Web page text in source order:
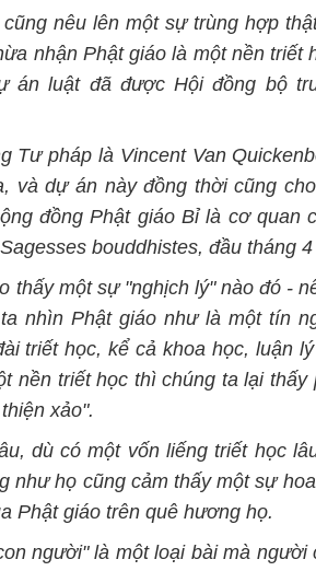
nêu lên một sự trùng hợp
nhận Phật giáo là một nền triết
án luật đã được Hội đồng bộ
Tư pháp là Vincent Van
và dự án này đồng thời cũng
đồng Phật giáo Bỉ là cơ quan
bouddhistes, đầu tháng
thấy một sự "nghịch lý" nào đó -
nhìn Phật giáo như là một tín
triết học, kể cả khoa học, luận
nền triết học thì chúng ta lại
xảo".
dù có một vốn liếng triết học
như họ cũng cảm thấy một sự
Phật giáo trên quê hương họ.
người" là một loại bài mà người